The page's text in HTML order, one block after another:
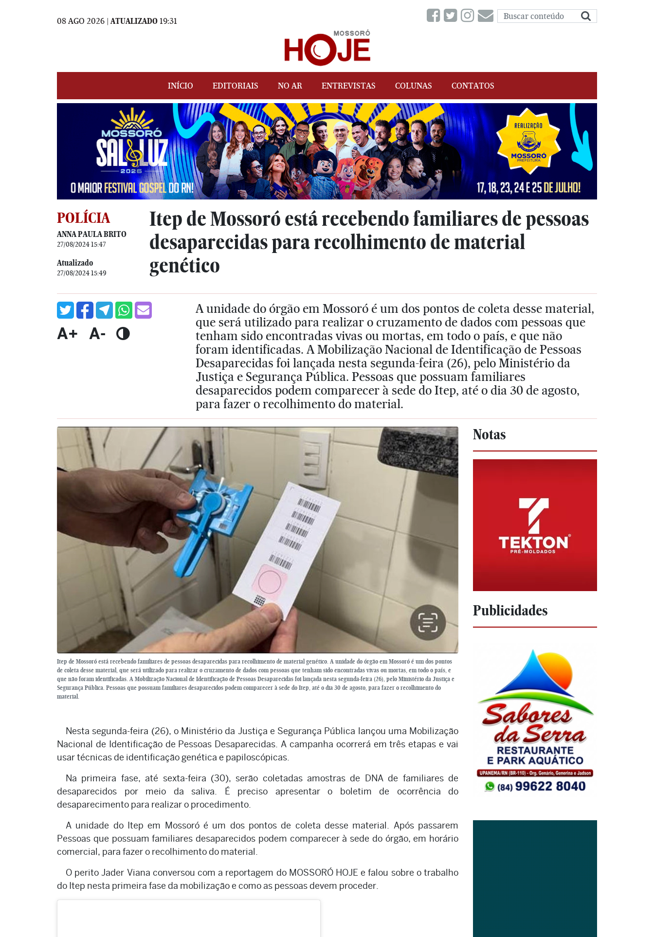
08 AGO 2026 | ATUALIZADO 19:31
INÍCIO EDITORIAIS NO AR ENTREVISTAS COLUNAS CONTATOS
POLÍCIA
ANNA PAULA BRITO
27/08/2024 15:47
Atualizado
27/08/2024 15:49
Itep de Mossoró está recebendo familiares de pessoas
desaparecidas para recolhimento de material
genético
A+ A-
A unidade do órgão em Mossoró é um dos pontos de coleta desse material,
que será utilizado para realizar o cruzamento de dados com pessoas que
tenham sido encontradas vivas ou mortas, em todo o país, e que não
foram identificadas. A Mobilização Nacional de Identificação de Pessoas
Desaparecidas foi lançada nesta segunda-feira (26), pelo Ministério da
Justiça e Segurança Pública. Pessoas que possuam familiares
desaparecidos podem comparecer à sede do Itep, até o dia 30 de agosto,
para fazer o recolhimento do material.
Itep de Mossoró está recebendo familiares de pessoas desaparecidas para recolhimento de material genético. A unidade do órgão em Mossoró é um dos pontos
de coleta desse material, que será utilizado para realizar o cruzamento de dados com pessoas que tenham sido encontradas vivas ou mortas, em todo o país, e
que não foram identificadas. A Mobilização Nacional de Identificação de Pessoas Desaparecidas foi lançada nesta segunda-feira (26), pelo Ministério da Justiça e
Segurança Pública. Pessoas que possuam familiares desaparecidos podem comparecer à sede do Itep, até o dia 30 de agosto, para fazer o recolhimento do
material.
Nesta segunda-feira (26), o Ministério da Justiça e Segurança Pública lançou uma Mobilização
Nacional de Identificação de Pessoas Desaparecidas. A campanha ocorrerá em três etapas e vai
usar técnicas de identificação genética e papiloscópicas.
Na primeira fase, até sexta-feira (30), serão coletadas amostras de DNA de familiares de
desaparecidos por meio da saliva. É preciso apresentar o boletim de ocorrência do
desaparecimento para realizar o procedimento.
A unidade do Itep em Mossoró é um dos pontos de coleta desse material. Após passarem
Pessoas que possuam familiares desaparecidos podem comparecer à sede do órgão, em horário
comercial, para fazer o recolhimento do material.
O perito Jader Viana conversou com a reportagem do MOSSORÓ HOJE e falou sobre o trabalho
do Itep nesta primeira fase da mobilização e como as pessoas devem proceder.
Notas
Publicidades